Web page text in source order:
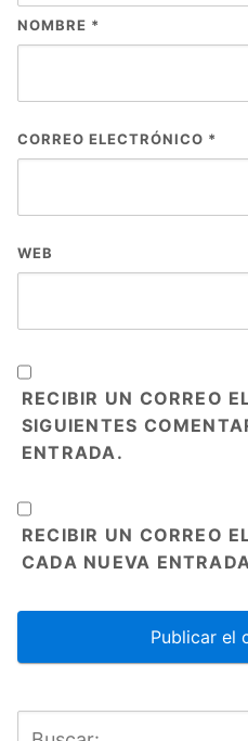
NOMBRE *
CORREO ELECTRÓNICO *
WEB
RECIBIR UN CORREO
SIGUIENTES
ENTRADA.
RECIBIR UN CORREO
CADA NUEVA